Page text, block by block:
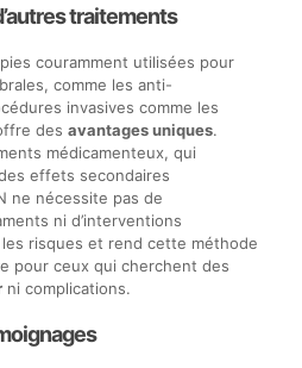
traitements
couramment utilisées pour
comme les anti-
invasives comme les
des avantages uniques.
médicamenteux, qui
effets secondaires
ne nécessite pas de
ni d’interventions
risques et rend cette méthode
pour ceux qui cherchent des
ni complications.